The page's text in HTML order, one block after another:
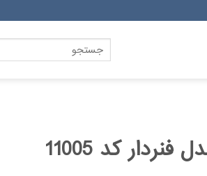
جستجو
برای:
کد 11005